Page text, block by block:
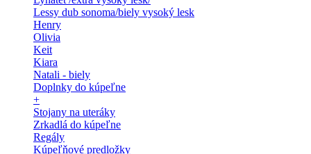
Lessy dub sonoma/biely vysoký lesk
Henry
Olivia
Keit
Kiara
Natali - biely
Doplnky do kúpeľne
+
Stojany na uteráky
Zrkadlá do kúpeľne
Regály
Kúpeľňové predložky